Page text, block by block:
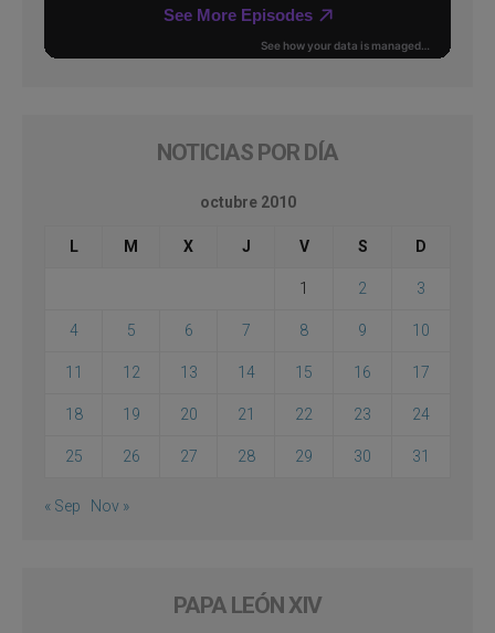
NOTICIAS POR DÍA
octubre 2010
L M X J V S D
1 2 3
4 5 6 7 8 9 10
11 12 13 14 15 16 17
18 19 20 21 22 23 24
25 26 27 28 29 30 31
« Sep Nov »
PAPA LEÓN XIV